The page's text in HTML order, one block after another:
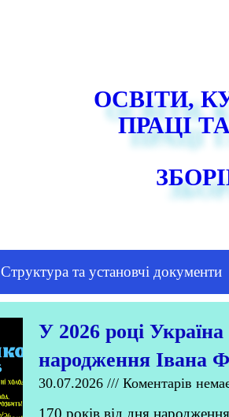
ОСВІТИ,
ПРАЦІ
Структура та установчі документи
У 2026 році Україна
народження Івана
30.07.2026 Коментарів
170 років від дня